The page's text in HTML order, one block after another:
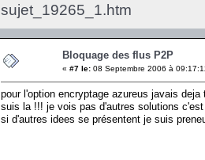
sujet_19265_1.htm
Bloquage des flus P2P
« #7 le: 08 Septembre 2006 à
pour l'option encryptage azureus javais
suis la !!! je vois pas d'autres solutions
si d'autres idees se présentent je suis